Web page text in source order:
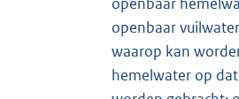
openbaar
openbaar
waarop kan
hemelwater op